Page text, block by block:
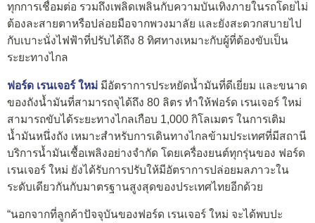
ทุกการเชื่อมต่อ รวมถึงเพลิดเพลินกับความบันเทิงภายในรถโดยไม่
ต้องละสายตาหรือปล่อยมือจากพวงมาลัย และยังสะดวกสบายไป
กับเบาะนั่งไฟฟ้าที่ปรับได้ถึง 8 ทิศทางเหมาะกับผู้ที่ต้องขับเป็น
ระยะทางไกล
ฟอร์ด เรนเจอร์ ใหม่ มีอัตราการประหยัดน้ำมันที่ดีเยี่ยม และขนาด
ของถังน้ำมันที่สามารถจุได้ถึง 80 ลิตร ทำให้ฟอร์ด เรนเจอร์ ใหม่
สามารถขับได้ระยะทางไกลเกือบ 1,000 กิโลเมตร ในการเติม
น้ำมันหนึ่งถัง เหมาะสำหรับการเดินทางไกลข้ามประเทศที่มีสถานี
บริการน้ำมันเชื้อเพลิงอย่างจำกัด โดยเครื่องยนต์ทุกรุ่นของ ฟอร์ด
เรนเจอร์ ใหม่ ยังได้รับการปรับให้มีอัตราการปล่อยมลภาวะใน
ระดับเดียวกันกับมาตรฐานสูงสุดของประเทศไทยอีกด้วย
“นอกจากที่ลูกค้าปัจจุบันของฟอร์ด เรนเจอร์ ใหม่ จะได้พบปะ